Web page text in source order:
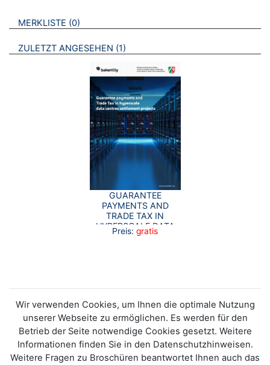
VERWEISE AUF VERMERKTE- ODER ZULETZT ANGESEHENE
MERKLISTE 0 BROSCHÜREN
ZULETZT ANGESEHEN 1 BROSCHÜREN
GUARANTEE
PAYMENTS AND
TRADE TAX IN
HYPERSCALE DATA
CENTRES SETTLEMENT
Preis: gratis
Wir verwenden Cookies, um Ihnen die optimale Nutzung
unserer Webseite zu ermöglichen. Es werden für den
Betrieb der Seite notwendige Cookies gesetzt. Weitere
Informationen finden Sie in den Datenschutzhinweisen.
Weitere Fragen zu Broschüren beantwortet Ihnen auch das